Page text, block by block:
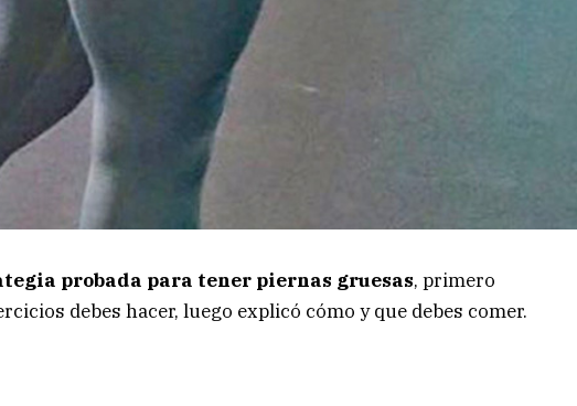
probada para tener piernas gruesas, primero
debes hacer, luego explicó cómo y que debes comer.